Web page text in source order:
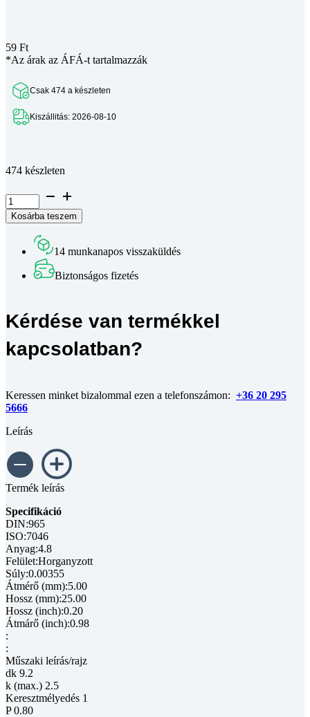
59 Ft
*Az árak az ÁFÁ-t tartalmazzák
Csak 474 a készleten
Kiszállitás: 2026-08-10
474 készleten
Süllyesztett
fejű
phillips
DIN
mennyiség
Kosárba teszem
14 munkanapos visszaküldés
Biztonságos fizetés
Kérdése van termékkel
kapcsolatban?
Keressen minket bizalommal ezen a telefonszámon: +36 20 295
5666
Leírás
Termék leírás
Specifikáció
DIN:965
ISO:7046
Anyag:4.8
Felület:Horganyzott
Súly:0.00355
Átmérő (mm):5.00
Hossz (mm):25.00
Hossz (inch):0.20
Átmárő (inch):0.98
:
:
Műszaki leírás/rajz
dk 9.2
k (max.) 2.5
Keresztmélyedés 1
P 0.80